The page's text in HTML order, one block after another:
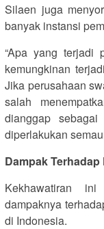
Silaen juga
banyak instansi
“Apa yang terjadi
kemungkinan
Jika perusahaan
salah
dianggap
diperlakukan
Dampak
Kekhawatiran
dampaknya
di Indonesia.